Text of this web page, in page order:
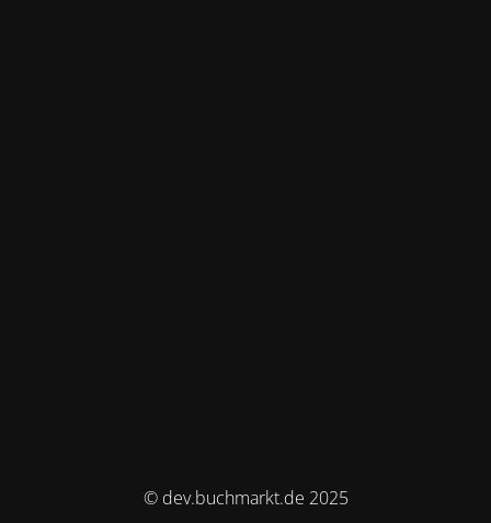
© dev.buchmarkt.de 2025